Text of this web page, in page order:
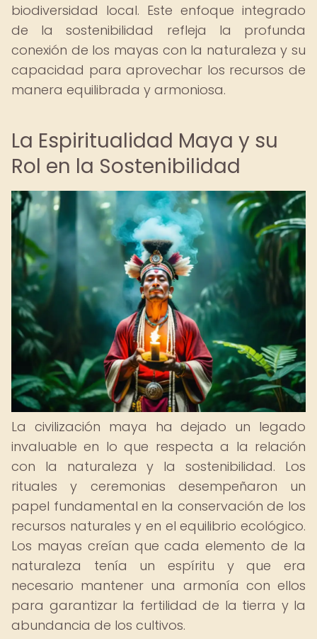
biodiversidad local. Este enfoque integrado
de la sostenibilidad refleja la profunda
conexión de los mayas con la naturaleza y su
capacidad para aprovechar los recursos de
manera equilibrada y armoniosa.
La Espiritualidad Maya y su
Rol en la Sostenibilidad
La civilización maya ha dejado un legado
invaluable en lo que respecta a la relación
con la naturaleza y la sostenibilidad. Los
rituales y ceremonias desempeñaron un
papel fundamental en la conservación de los
recursos naturales y en el equilibrio ecológico.
Los mayas creían que cada elemento de la
naturaleza tenía un espíritu y que era
necesario mantener una armonía con ellos
para garantizar la fertilidad de la tierra y la
abundancia de los cultivos.